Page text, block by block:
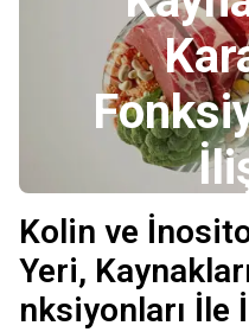
Kolin ve
Yeri,
nksiyonları İle